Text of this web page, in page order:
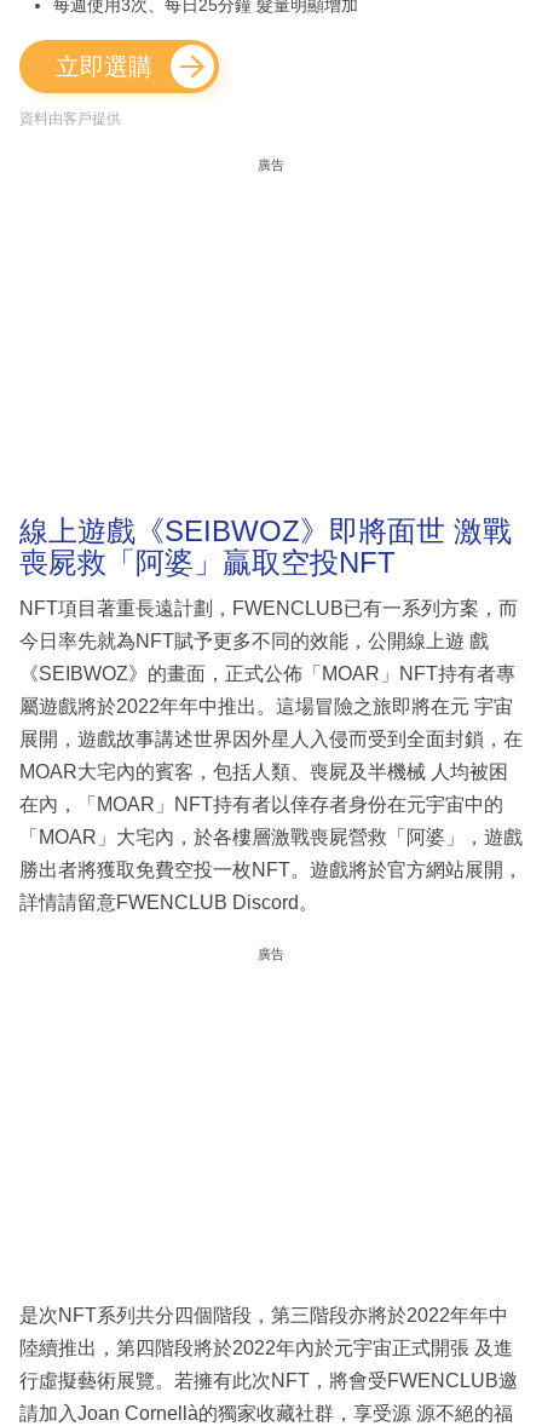
每週使用3次、每日25分鐘 髮量明顯增加
立即選購
資料由客戶提供
廣告
線上遊戲《SEIBWOZ》即將面世 激戰
喪屍救「阿婆」贏取空投NFT
NFT項目著重長遠計劃，FWENCLUB已有一系列方案，而
今日率先就為NFT賦予更多不同的效能，公開線上遊 戲
《SEIBWOZ》的畫面，正式公佈「MOAR」NFT持有者專
屬遊戲將於2022年年中推出。這場冒險之旅即將在元 宇宙
展開，遊戲故事講述世界因外星人入侵而受到全面封鎖，在
MOAR大宅內的賓客，包括人類、喪屍及半機械 人均被困
在內，「MOAR」NFT持有者以倖存者身份在元宇宙中的
「MOAR」大宅內，於各樓層激戰喪屍營救「阿婆」，遊戲
勝出者將獲取免費空投一枚NFT。遊戲將於官方網站展開，
詳情請留意FWENCLUB Discord。
廣告
是次NFT系列共分四個階段，第三階段亦將於2022年年中
陸續推出，第四階段將於2022年內於元宇宙正式開張 及進
行虛擬藝術展覽。若擁有此次NFT，將會受FWENCLUB邀
請加入Joan Cornellà的獨家收藏社群，享受源 源不絕的福